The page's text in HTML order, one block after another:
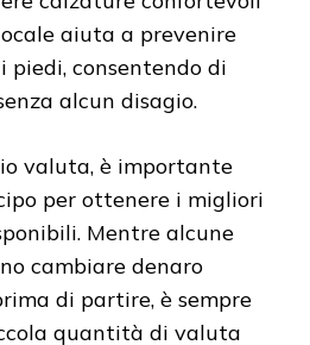
aiuta a prevenire
piedi, consentendo di
alcun disagio.
valuta, è importante
per ottenere i migliori
Mentre alcune
cambiare denaro
di partire, è sempre
quantità di valuta